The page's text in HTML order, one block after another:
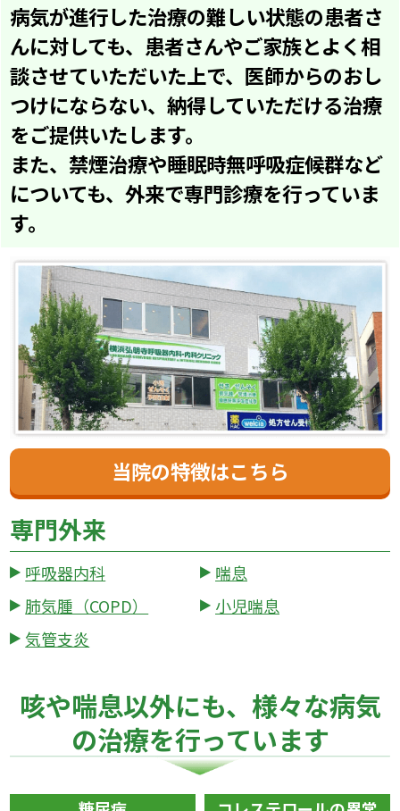
病気が進行した治療の難しい状態の患者さ
んに対しても、患者さんやご家族とよく相
談させていただいた上で、医師からのおし
つけにならない、納得していただける治療
をご提供いたします。
また、禁煙治療や睡眠時無呼吸症候群など
についても、外来で専門診療を行っていま
す。
当院の特徴はこちら
専門外来
呼吸器内科
喘息
肺気腫（COPD）
小児喘息
気管支炎
咳や喘息以外にも、様々な病気
の治療を行っています